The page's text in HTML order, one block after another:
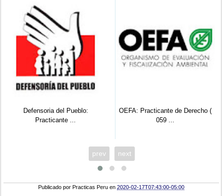
Defensoria del Pueblo:
Practicante ...
OEFA: Practicante de Derecho (
059 ...
prev next
Publicado porPracticas Peru en2020-02-17T07:43:00-05:00